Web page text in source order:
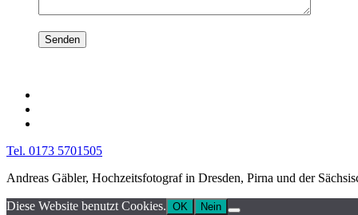
Tel. 0173 5701505
Andreas Gäbler, Hochzeitsfotograf in Dresden, Pirna und der
Diese Website benutzt Cookies. OK Nein